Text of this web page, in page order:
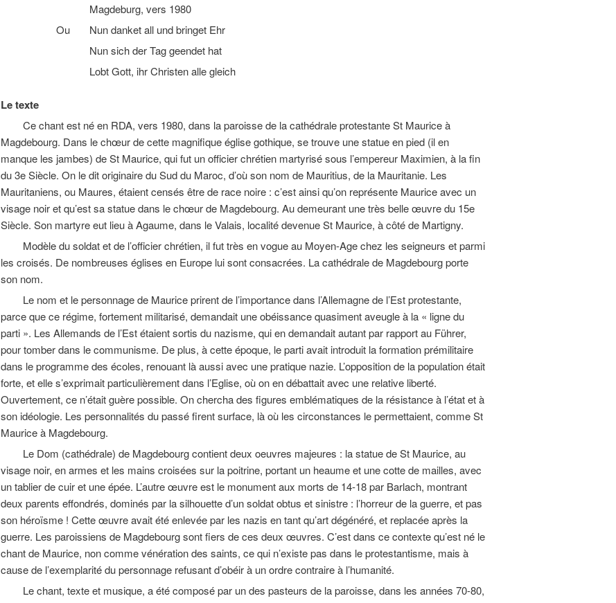
Magdeburg, vers 1980
Ou Nun danket all und bringet Ehr
Nun sich der Tag geendet hat
Lobt Gott, ihr Christen alle gleich
Le texte
Ce chant est né en RDA, vers 1980, dans la paroisse de la cathédrale protestante St Maurice à
Magdebourg. Dans le chœur de cette magnifique église gothique, se trouve une statue en pied (il en
manque les jambes) de St Maurice, qui fut un officier chrétien martyrisé sous l’empereur Maximien, à la fin
du 3e Siècle. On le dit originaire du Sud du Maroc, d’où son nom de Mauritius, de la Mauritanie. Les
Mauritaniens, ou Maures, étaient censés être de race noire : c’est ainsi qu’on représente Maurice avec un
visage noir et qu’est sa statue dans le chœur de Magdebourg. Au demeurant une très belle œuvre du 15e
Siècle. Son martyre eut lieu à Agaume, dans le Valais, localité devenue St Maurice, à côté de Martigny.
Modèle du soldat et de l’officier chrétien, il fut très en vogue au Moyen-Age chez les seigneurs et parmi
les croisés. De nombreuses églises en Europe lui sont consacrées. La cathédrale de Magdebourg porte
son nom.
Le nom et le personnage de Maurice prirent de l’importance dans l’Allemagne de l’Est protestante,
parce que ce régime, fortement militarisé, demandait une obéissance quasiment aveugle à la « ligne du
parti ». Les Allemands de l’Est étaient sortis du nazisme, qui en demandait autant par rapport au Führer,
pour tomber dans le communisme. De plus, à cette époque, le parti avait introduit la formation prémilitaire
dans le programme des écoles, renouant là aussi avec une pratique nazie. L’opposition de la population était
forte, et elle s’exprimait particulièrement dans l’Eglise, où on en débattait avec une relative liberté.
Ouvertement, ce n’était guère possible. On chercha des figures emblématiques de la résistance à l’état et à
son idéologie. Les personnalités du passé firent surface, là où les circonstances le permettaient, comme St
Maurice à Magdebourg.
Le Dom (cathédrale) de Magdebourg contient deux oeuvres majeures : la statue de St Maurice, au
visage noir, en armes et les mains croisées sur la poitrine, portant un heaume et une cotte de mailles, avec
un tablier de cuir et une épée. L’autre œuvre est le monument aux morts de 14-18 par Barlach, montrant
deux parents effondrés, dominés par la silhouette d’un soldat obtus et sinistre : l’horreur de la guerre, et pas
son héroïsme ! Cette œuvre avait été enlevée par les nazis en tant qu’art dégénéré, et replacée après la
guerre. Les paroissiens de Magdebourg sont fiers de ces deux œuvres. C’est dans ce contexte qu’est né le
chant de Maurice, non comme vénération des saints, ce qui n’existe pas dans le protestantisme, mais à
cause de l’exemplarité du personnage refusant d’obéir à un ordre contraire à l’humanité.
Le chant, texte et musique, a été composé par un des pasteurs de la paroisse, dans les années 70-80,